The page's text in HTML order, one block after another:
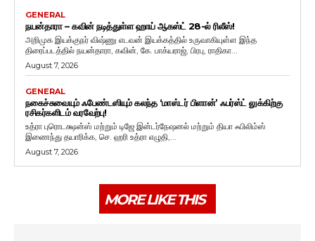
GENERAL
நயன்தாரா – கவின் நடித்துள்ள ஹாய் ஆகஸ்ட் 28-ல் ரிலீஸ்!
அறிமுக இயக்குநர் விஷ்ணு எடவன் இயக்கத்தில் உருவாகியுள்ள இந்த
திரைப்படத்தில் நயன்தாரா, கவின், கே. பாக்யராஜ், பிரபு, ராதிகா...
August 7, 2026
GENERAL
நகைச்சுவையும் ஃபேண்டஸியும் கலந்த ‘மாஸ்டர் பிளான்’ ஃபர்ஸ்ட் லுக்கிற்கு
ரசிகர்களிடம் வரவேற்பு!
உத்ரா புரொடக்ஷன்ஸ் மற்றும் டிஜே இன்டர்நேஷனல் மற்றும் தியா ஃபிலிம்ஸ்
இணைந்து தயாரிக்க, செ. ஹரி உத்ரா எழுதி,...
August 7, 2026
MORE LIKE THIS